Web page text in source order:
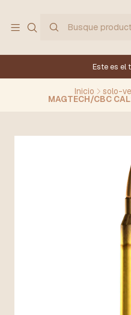
Este es el
Inicio solo-
MAGTECH/CBC